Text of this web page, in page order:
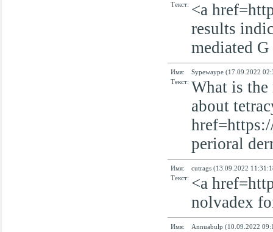
Текст: <a
results
mediated
Имя:
Sypewaype (17.09.2022
Текст: What is
about
perioral
Имя:
cutrags (13.09.2022
Текст: <a
nolvadex
Имя:
Annuabulp (10.09.2022